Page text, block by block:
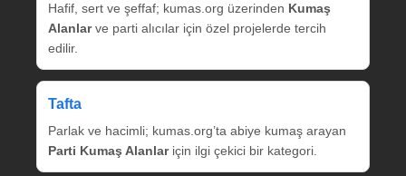
Hafif, sert ve şeffaf; kumas.org üzerinden Kumaş
Alanlarve parti alıcılar için özel projelerde tercih
edilir.
Tafta
Parlak ve hacimli; kumas.org’ta abiye kumaş arayan
Parti Kumaş Alanlariçin ilgi çekici bir kategori.